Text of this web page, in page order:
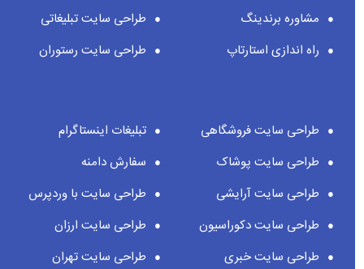
تبلیغات اینستاگرام
سفارش دامنه
طراحی سایت با وردپرس
طراحی سایت ارزان
طراحی سایت تهران
طراحی سایت فروشگاهی
طراحی سایت پوشاک
طراحی سایت آرایشی
طراحی سایت دکوراسیون
طراحی سایت خبری
طراحی سایت تبلیغاتی
طراحی سایت رستوران
مشاوره برندینگ
راه اندازی استارتاپ